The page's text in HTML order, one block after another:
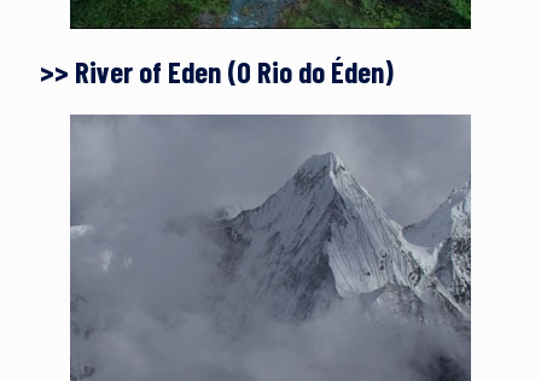
>> River of Eden (O Rio do Éden)